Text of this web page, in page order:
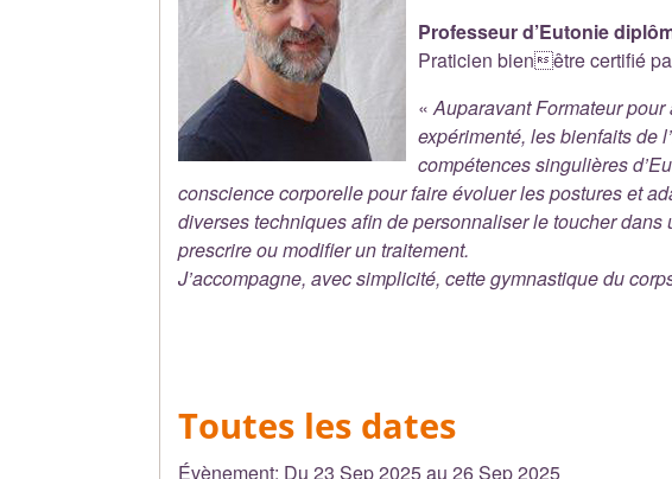
Professeur d’Eutonie
Praticien bienêtre certifié
«Auparavant Formateur
expérimenté, les bienfaits de
compétences singulières
conscience corporelle pour faire évoluer les postures et
diverses techniques afin de personnaliser le toucher
prescrire ou modifier un traitement.
J’accompagne, avec simplicité, cette gymnastique du
Toutes les dates
Évènement: Du 23 Sep 2025au 26 Sep 2025